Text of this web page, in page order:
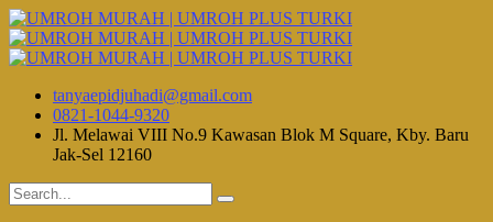
tanyaepidjuhadi@gmail.com
0821-1044-9320
Jl. Melawai VIII No.9 Kawasan Blok M Square, Kby. Baru
Jak-Sel 12160